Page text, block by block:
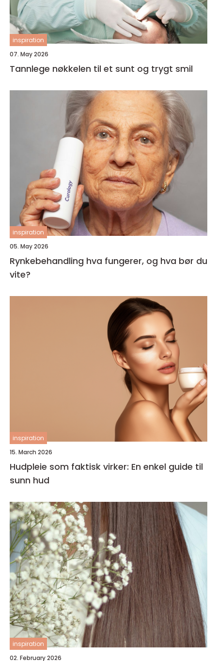
inspiration
07. May 2026
Tannlege nøkkelen til et sunt og trygt smil
inspiration
05. May 2026
Rynkebehandling hva fungerer, og hva bør du
vite?
inspiration
15. March 2026
Hudpleie som faktisk virker: En enkel guide til
sunn hud
inspiration
02. February 2026